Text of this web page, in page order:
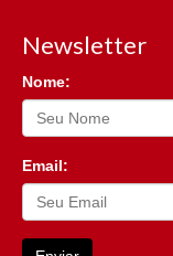
Newsletter
Nome:
Email: